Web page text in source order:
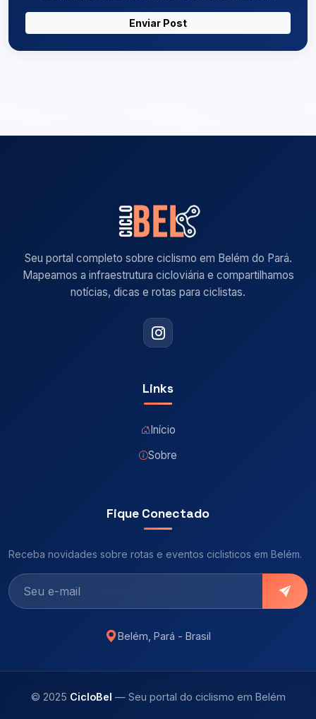
Enviar Post
Seu portal completo sobre ciclismo em Belém do Pará.
Mapeamos a infraestrutura cicloviária e compartilhamos
notícias, dicas e rotas para ciclistas.
Links
Início
Sobre
Fique Conectado
Receba novidades sobre rotas e eventos ciclisticos em Belém.
Belém, Pará - Brasil
© 2025 CicloBel — Seu portal do ciclismo em Belém